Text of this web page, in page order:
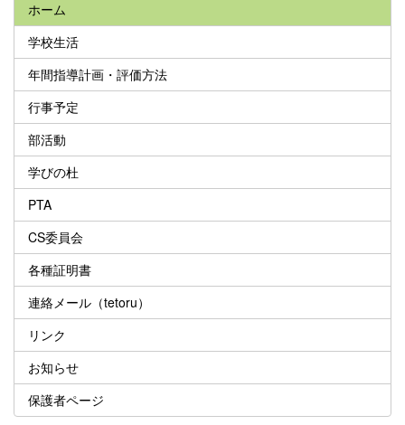
ホーム
学校生活
年間指導計画・評価方法
行事予定
部活動
学びの杜
PTA
CS委員会
各種証明書
連絡メール（tetoru）
リンク
お知らせ
保護者ページ